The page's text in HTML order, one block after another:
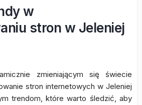
w
stron w Jeleniej
zmieniającym się świecie
stron internetowych w Jeleniej
trendom, które warto śledzić, aby